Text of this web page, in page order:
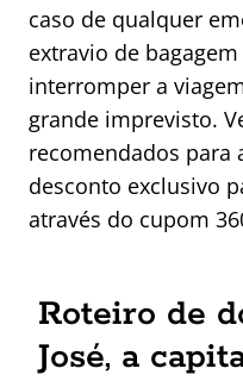
caso de qualquer
extravio de
interromper a
grande imprevisto.
recomendados para
desconto exclusivo
através do cupom
Roteiro de
José, a